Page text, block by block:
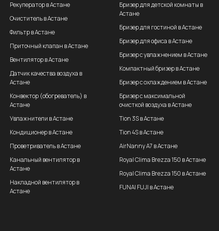
Рекуператор в Астане
Очиститель в Астане
Фильтр в Астане
Приточный клапан в Астане
Вентилятор в Астане
Датчик качества воздуха в
Астане
Конвектор (обогреватель) в
Астане
Увлажнители в Астане
Кондиционер в Астане
Проветриватель в Астане
Канальный вентилятор в
Астане
Накладной вентилятор в
Астане
Бризер для детской комнаты в
Астане
Бризер для гостиной в Астане
Бризер для офиса в Астане
Бризер с увлажнением в Астане
Компактный бризер в Астане
Бризер с охлаждением в Астане
Бризер с максимальной
очисткой воздуха в Астане
Tion 3S в Астане
Tion 4S в Астане
AirNanny A7 в Астане
Royal Clima Brezza 150 в Астане
Royal Clima Brezza 150 в Астане
FUNAI FUJI в Астане